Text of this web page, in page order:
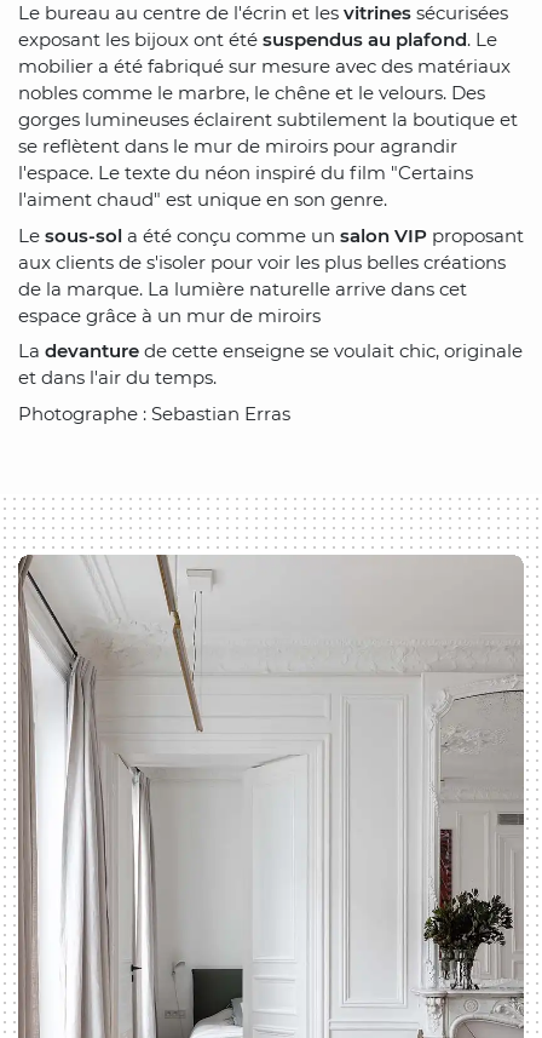
Le bureau au centre de l'écrin et les vitrines sécurisées
exposant les bijoux ont été suspendus au plafond. Le
mobilier a été fabriqué sur mesure avec des matériaux
nobles comme le marbre, le chêne et le velours. Des
gorges lumineuses éclairent subtilement la boutique et
se reflètent dans le mur de miroirs pour agrandir
l'espace. Le texte du néon inspiré du film "Certains
l'aiment chaud" est unique en son genre.
Le sous-sol a été conçu comme un salon VIP proposant
aux clients de s'isoler pour voir les plus belles créations
de la marque. La lumière naturelle arrive dans cet
espace grâce à un mur de miroirs
La devanture de cette enseigne se voulait chic, originale
et dans l'air du temps.
Photographe : Sebastian Erras